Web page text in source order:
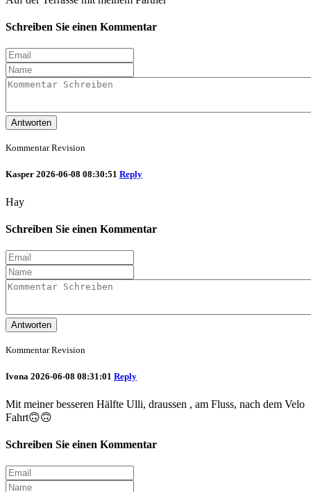
Schreiben Sie einen Kommentar
Antworten
Kommentar Revision
Kasper 2026-06-08 08:30:51 Reply
Hay
Schreiben Sie einen Kommentar
Antworten
Kommentar Revision
Ivona 2026-06-08 08:31:01 Reply
Mit meiner besseren Hälfte Ulli, draussen , am Fluss, nach dem Velo
Fahrt🙃🙃
Schreiben Sie einen Kommentar